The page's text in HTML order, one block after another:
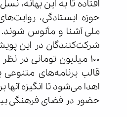
افتاده تا به این بهانه،
حوزه ایستادگی،
ملی آشنا و مأنوس
شرکت‌کنندگان در این
۱۰۰ میلیون تومانی در
قالب برنامه‌های
اهدا می‌شود تا انگیزه آنها
حضور در فضای فرهنگی